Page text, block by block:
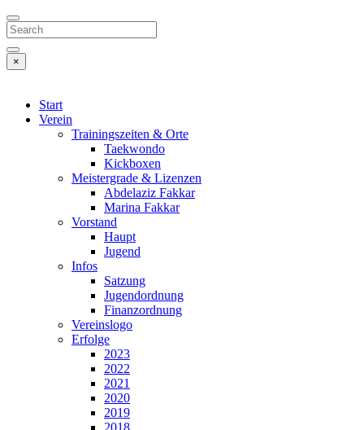
Search
×
Start
Verein
Trainingszeiten & Orte
Taekwondo
Kickboxen
Meistergrade & Lizenzen
Abdelaziz Fakkar
Marina Fakkar
Vorstand
Haupt
Jugend
Infos
Satzung
Jugendordnung
Finanzordnung
Vereinslogo
Erfolge
2023
2022
2021
2020
2019
2018